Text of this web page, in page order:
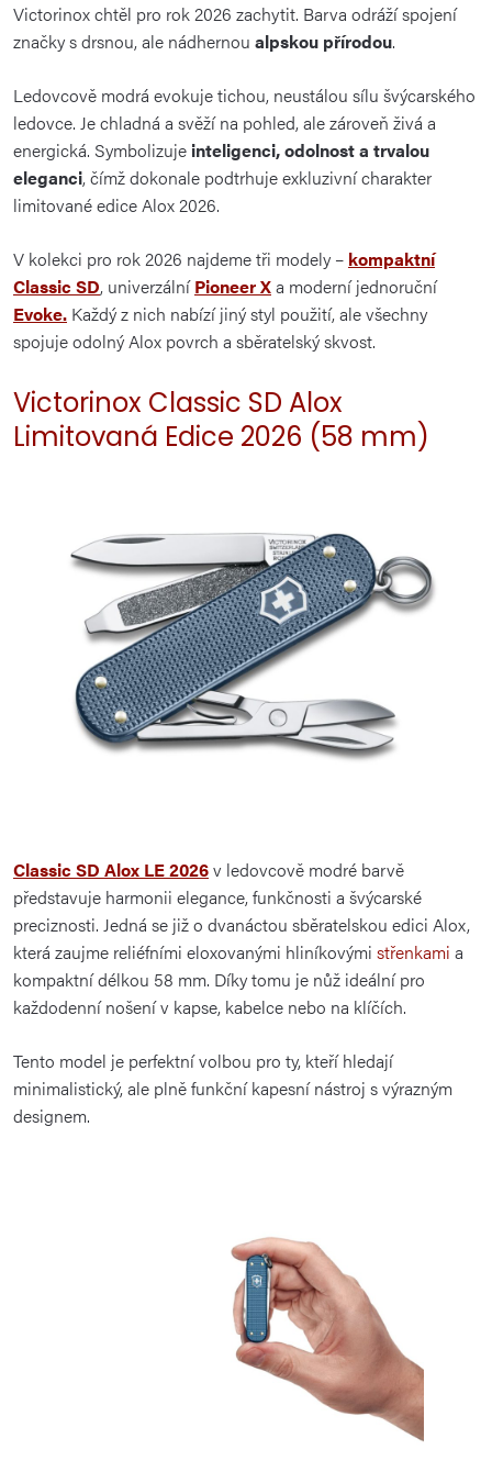
Victorinox chtěl pro rok 2026 zachytit. Barva odráží spojení
značky s drsnou, ale nádhernou alpskou přírodou.
Ledovcově modrá evokuje tichou, neustálou sílu švýcarského
ledovce. Je chladná a svěží na pohled, ale zároveň živá a
energická. Symbolizuje inteligenci, odolnost a trvalou
eleganci, čímž dokonale podtrhuje exkluzivní charakter
limitované edice Alox 2026.
V kolekci pro rok 2026 najdeme tři modely – kompaktní
Classic SD, univerzálníPioneer Xa moderní jednoruční
Evoke. Každý z nich nabízí jiný styl použití, ale všechny
spojuje odolný Alox povrch a sběratelský skvost.
Victorinox Classic SD Alox
Limitovaná Edice 2026 (58 mm)
Classic SD Alox LE 2026v ledovcově modré barvě
představuje harmonii elegance, funkčnosti a švýcarské
preciznosti. Jedná se již o dvanáctou sběratelskou edici Alox,
která zaujme reliéfními eloxovanými hliníkovými střenkami a
kompaktní délkou 58 mm. Díky tomu je nůž ideální pro
každodenní nošení v kapse, kabelce nebo na klíčích.
Tento model je perfektní volbou pro ty, kteří hledají
minimalistický, ale plně funkční kapesní nástroj s výrazným
designem.